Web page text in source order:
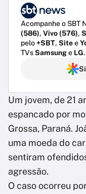
Acompanhe o SBT
(586), Vivo (576),
pelo+SBT, Sitee
TVsSamsunge LG.
Um jovem, de 21
espancado por
Grossa, Paraná.
uma moeda do
sentiram
agressão.
O caso ocorreu